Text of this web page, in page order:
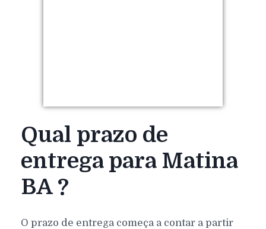
Qual prazo de
entrega para Matina
BA ?
O prazo de entrega começa a contar a partir